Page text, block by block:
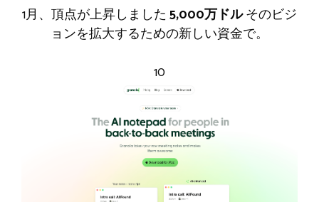
1月、頂点が上昇しました5,000万ドルそのビジ
ョンを拡大するための新しい資金で。
10